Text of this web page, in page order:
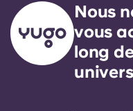
Nous
vous
long